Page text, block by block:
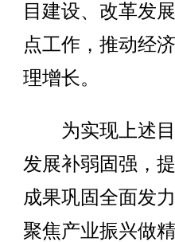
目建设、改革发
点工作，推动经
理增长。
为实现上述目
发展补弱固强，
成果巩固全面发
聚焦产业振兴做